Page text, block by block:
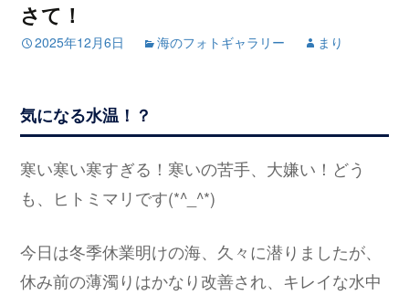
さて！
2025年12月6日 海のフォトギャラリー まり
気になる水温！？
寒い寒い寒すぎる！寒いの苦手、大嫌い！どう
も、ヒトミマリです(*^_^*)
今日は冬季休業明けの海、久々に潜りましたが、
休み前の薄濁りはかなり改善され、キレイな水中